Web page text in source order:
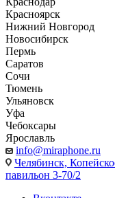
Красноярск
Нижний Новгород
Новосибирск
Пермь
Саратов
Сочи
Тюмень
Ульяновск
Уфа
Чебоксары
Ярославль
info@miraphone.ru
Челябинск,
павильон 3-70/2